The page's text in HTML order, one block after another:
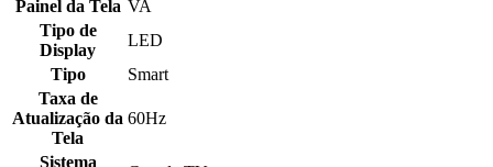
Painel da Tela VA
Tipo de
Display
LED
Tipo
Smart
Taxa de
Atualização da
Tela
60Hz
Sistema